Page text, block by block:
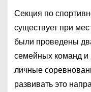
Секция по
существует при
были проведены
семейных команд
личные
развивать это